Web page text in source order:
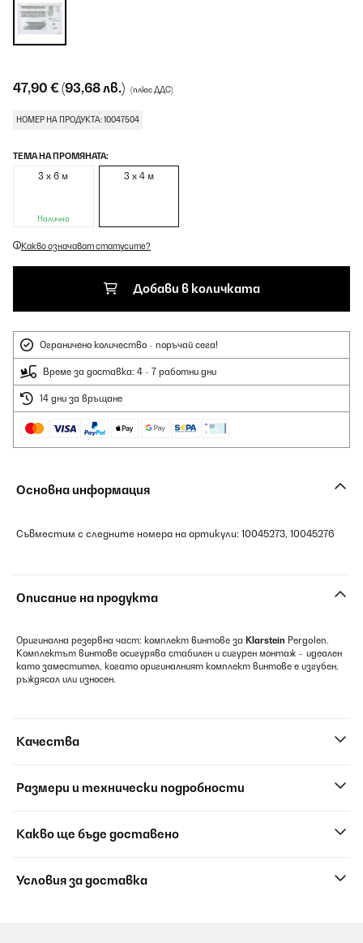
47,90 €(93,68 лв.) (плюс ДДС)
НОМЕР НА ПРОДУКТА: 10047504
ТЕМА НА ПРОМЯНАТА:
3 х 6 м
Налично
3 х 4 м
Какво означават статусите?
Добави в количката
Ограничено количество - поръчай сега!
Време за доставка: 4 - 7 работни дни
14 дни за връщане
Основна информация
Съвместим с следните номера на артикули: 10045273, 10045276
Описание на продукта
Оригинална резервна част: комплект винтове за Klarstein Pergolen.
Комплектът винтове осигурява стабилен и сигурен монтаж – идеален
като заместител, когато оригиналният комплект винтове е изгубен,
ръждясал или износен.
Качества
Размери и технически подробности
Какво ще бъде доставено
Условия за доставка